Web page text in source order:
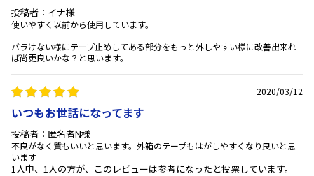
投稿者：イナ様
使いやすく以前から使用しています。
バラけない様にテープ止めしてある部分をもっと外しやすい様に改善出来れ
ば尚更良いかな？と思います。
2020/03/12
いつもお世話になってます
投稿者：匿名者N様
不良がなく質もいいと思います。外箱のテープもはがしやすくなり良いと思
います
1人中、1人の方が、このレビューは参考になったと投票しています。